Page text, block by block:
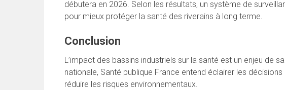
débutera en 2026. Selon les résultats, un système de
pour mieux protéger la santé des riverains à long terme.
Conclusion
L’impact des bassins industriels sur la santé est un enjeu de
nationale, Santé publique France entend éclairer les
réduire les risques environnementaux.